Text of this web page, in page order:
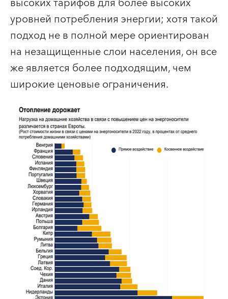
уровней потребления энергии; хотя такой
подход не в полной мере ориентирован
на незащищенные слои населения, он все
же является более подходящим, чем
широкие ценовые ограничения.